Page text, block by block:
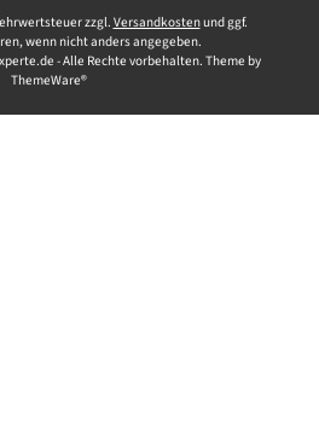
zzgl. Versandkostenund ggf.
wenn nicht anders angegeben.
- Alle Rechte vorbehalten. Theme by
ThemeWare®